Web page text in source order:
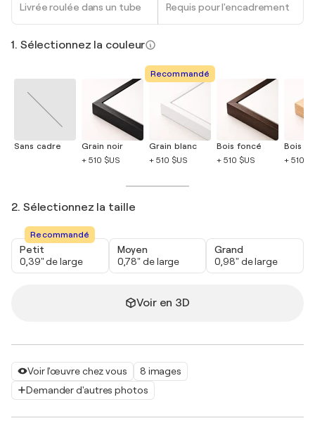
Voir l'œuvre chez vous
8 images
Demander d'autres photos
Livrée roulée dans un tube
Requis pour l'encadrement
1. Sélectionnez la couleur
Sans cadre
Grain noir
+ 510 $US
Recommandé
Grain blanc
+ 510 $US
Bois foncé
+ 510 $US
Bois
+ 510
2. Sélectionnez la taille
Recommandé
Petit
0,39" de large
Moyen
0,78" de large
Grand
0,98" de large
Voir en 3D